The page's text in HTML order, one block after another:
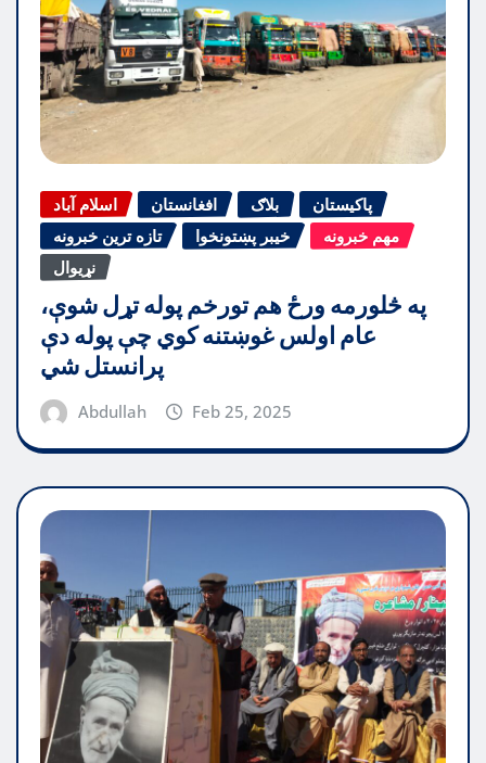
اسلام آباد افغانستان بلاګ
پاکیستان
تازه ترین خبرونه
خیبر پښتونخوا
مهم خبرونه
نړیوال
په څلورمه ورځ هم تورخم پوله تړل شوې،
عام اولس غوښتنه کوي چې پوله دې
پرانستل شي
Abdullah Feb 25, 2025